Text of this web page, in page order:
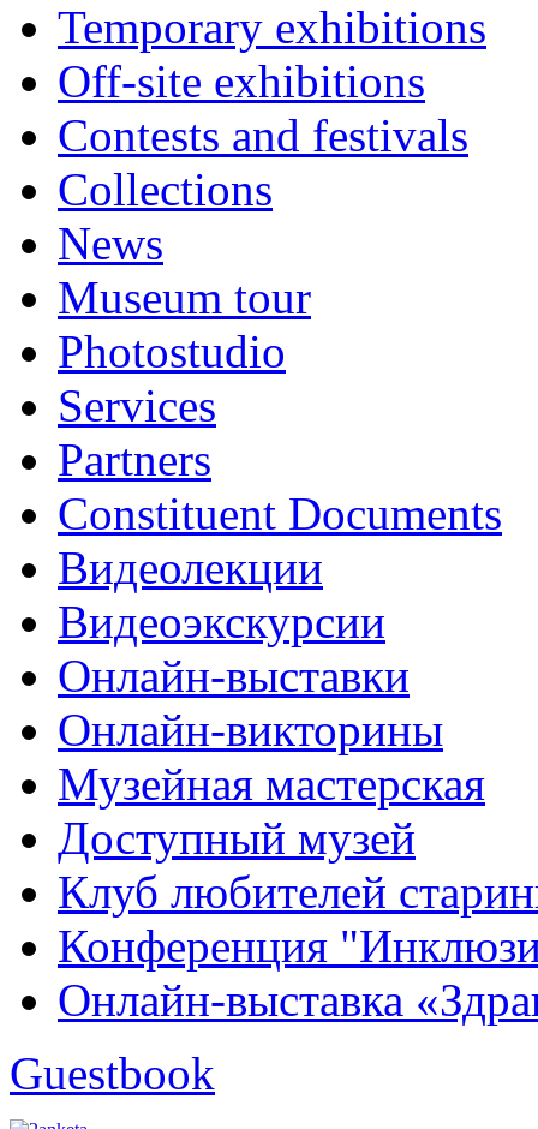
Temporary exhibitions
Off-site exhibitions
Contests and festivals
Collections
News
Museum tour
Photostudio
Services
Partners
Constituent Documents
Видеолекции
Видеоэкскурсии
Онлайн-выставки
Онлайн-викторины
Музейная мастерская
Доступный музей
Клуб любителей
Конференция
Онлайн-выставка
Guestbook